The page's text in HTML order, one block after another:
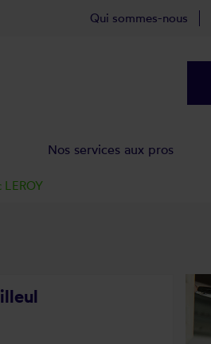
Qui sommes-nous
Nos services aux pros